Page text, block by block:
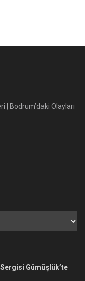
| Bodrum’daki Olayları
Sergisi Gümüşlük’te